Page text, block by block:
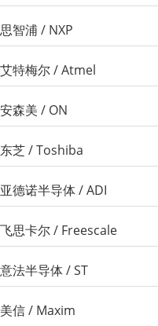
思智浦 / NXP
艾特梅尔 / Atmel
安森美 / ON
东芝 / Toshiba
亚德诺半导体 / ADI
飞思卡尔 / Freescale
意法半导体 / ST
美信 / Maxim